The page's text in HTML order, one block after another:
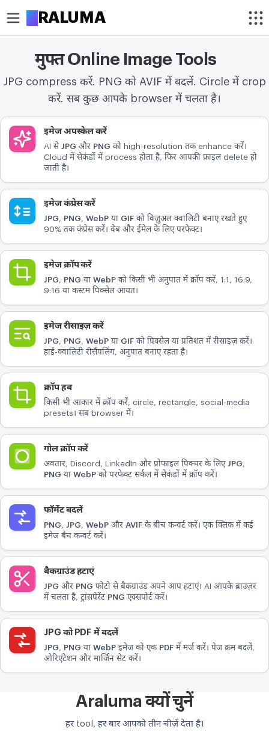
ARALUMA
इमेज क्रॉप करें
ऑप्टिमाइज़
इमेज कंप्रेस करें
इमेज अपस्केल करें
बैकग्राउंड हटाएं
इमेज रीसाइज़ करें
कन्वर्ट
कन्वर्ट
अन्य
JPG को PDF में बदलें
मुफ्त Online Image Tools
JPG compress करें. PNG को AVIF में बदलें. Circle में crop
करें. सब कुछ आपके browser में चलता है।
टूल्स इमेज अपस्केल करें
AI से JPG और PNG को high-resolution तक enhance करें।
Cloud में सेकंडों में process होता है, फिर आपकी फ़ाइल delete हो
जाती है।
इमेज कंप्रेस करें
JPG, PNG, WebP या GIF को विज़ुअल क्वालिटी बनाए रखते हुए
90% तक कंप्रेस करें। वेब और ईमेल के लिए परफेक्ट।
इमेज क्रॉप करें
JPG, PNG या WebP को किसी भी अनुपात में क्रॉप करें, 1:1, 16:9,
9:16 या कस्टम पिक्सेल आयत।
इमेज रीसाइज़ करें
JPG, PNG, WebP या GIF को पिक्सेल या प्रतिशत में रीसाइज़ करें।
हाई-क्वालिटी रीसैंपलिंग, अनुपात बनाए रहता है।
क्रॉप हब
किसी भी आकार में क्रॉप करें, circle, rectangle, social-media
presets। सब browser में।
गोल क्रॉप करें
अवतार, Discord, LinkedIn और प्रोफाइल पिक्चर के लिए JPG,
PNG या WebP को परफेक्ट सर्कल में सेकंडों में क्रॉप करें।
फॉर्मेट बदलें
PNG, JPG, WebP और AVIF के बीच कन्वर्ट करें। एक क्लिक में कई
इमेज बैच कन्वर्ट करें।
बैकग्राउंड हटाएं
JPG और PNG फोटो से बैकग्राउंड अपने आप हटाएं। AI आपके ब्राउज़र
में चलता है, ट्रांसपेरेंट PNG एक्सपोर्ट करें।
JPG को PDF में बदलें
JPG, PNG या WebP इमेज को एक PDF में मर्ज करें। पेज क्रम बदलें,
ओरिएंटेशन और मार्जिन सेट करें।
Araluma क्यों चुनें
हर tool, हर बार आपको तीन चीज़ें देता है।